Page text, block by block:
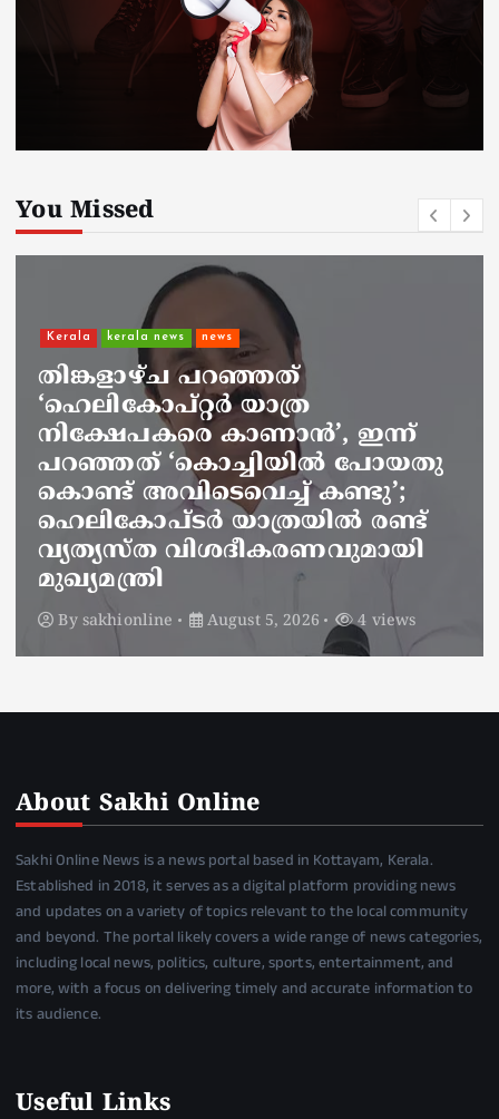
You Missed
kerala news
വിവാദ പരാമർശം: ‘ഖേദം
പ്രകടിപ്പിക്കുന്നു, പറയാൻ
പാടില്ലാത്തതാണ് പറഞ്ഞത്’;
മന്ത്രി സിപി ജോൺ
Bysakhionline August 5, 2026 6 views
About Sakhi Online
Sakhi Online News is a news portal based in Kottayam, Kerala.
Established in 2018, it serves as a digital platform providing news
and updates on a variety of topics relevant to the local community
and beyond. The portal likely covers a wide range of news categories,
including local news, politics, culture, sports, entertainment, and
more, with a focus on delivering timely and accurate information to
its audience.
Useful Links